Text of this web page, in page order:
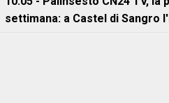
settimana: a Castel di Sangro